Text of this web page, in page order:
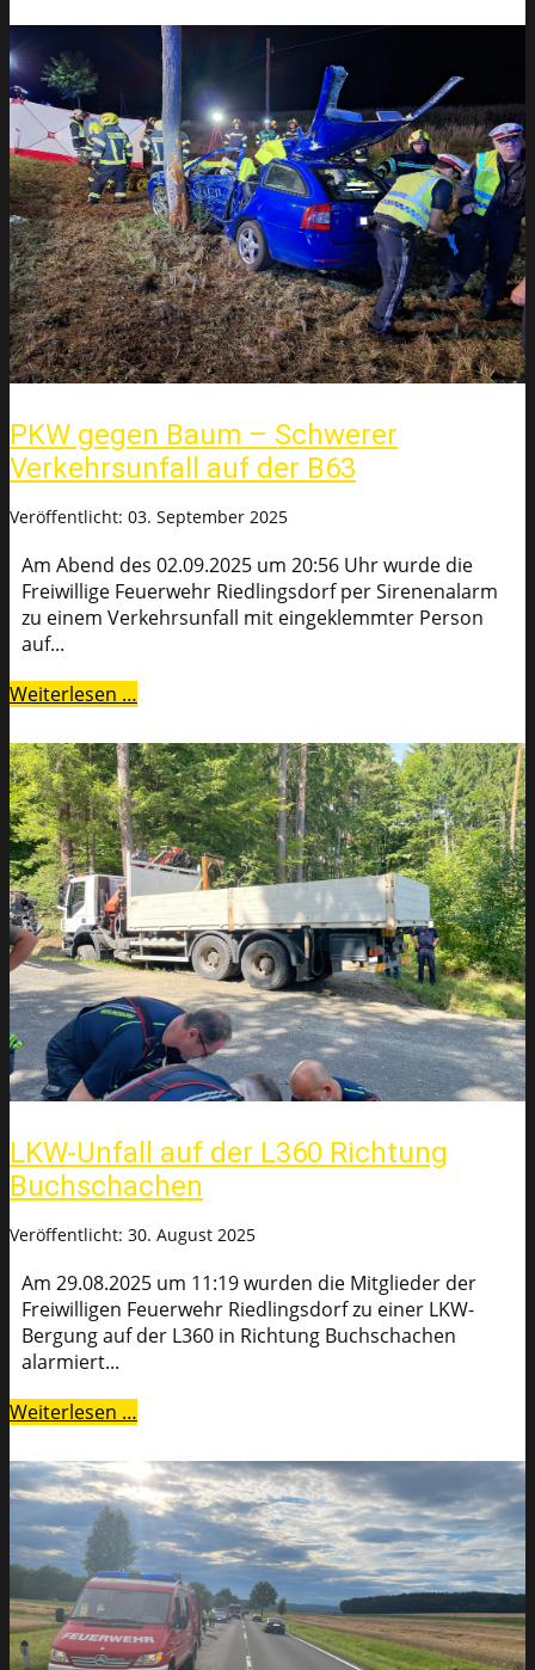
PKW gegen Baum – Schwerer
Verkehrsunfall auf der B63
Veröffentlicht: 03. September 2025
Am Abend des 02.09.2025 um 20:56 Uhr wurde die
Freiwillige Feuerwehr Riedlingsdorf per Sirenenalarm
zu einem Verkehrsunfall mit eingeklemmter Person
auf...
Weiterlesen …
LKW-Unfall auf der L360 Richtung
Buchschachen
Veröffentlicht: 30. August 2025
Am 29.08.2025 um 11:19 wurden die Mitglieder der
Freiwilligen Feuerwehr Riedlingsdorf zu einer LKW-
Bergung auf der L360 in Richtung Buchschachen
alarmiert...
Weiterlesen …